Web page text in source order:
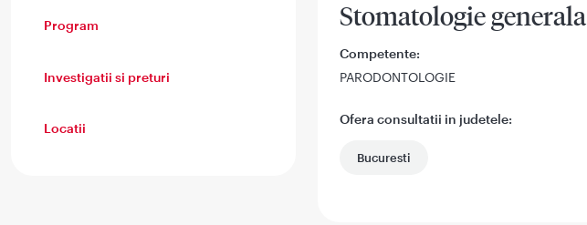
Program
Investigatii si preturi
Locatii
Stomatologie generala
Competente:
PARODONTOLOGIE
Ofera consultatii in judetele:
Bucuresti